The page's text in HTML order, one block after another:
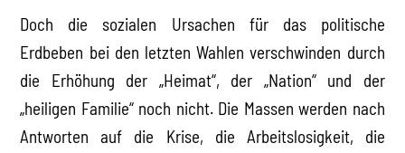
Doch die sozialen Ursachen für das politische
Erdbeben bei den letzten Wahlen verschwinden durch
die Erhöhung der „Heimat“, der „Nation“ und der
„heiligen Familie“ noch nicht. Die Massen werden nach
Antworten auf die Krise, die Arbeitslosigkeit, die